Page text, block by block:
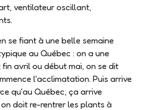
ventilateur oscillant,
se fiant à une belle semaine
au Québec : on a une
avril ou début mai, on se dit
l'acclimatation. Puis arrive
qu'au Québec, ça arrive
doit re-rentrer les plants à